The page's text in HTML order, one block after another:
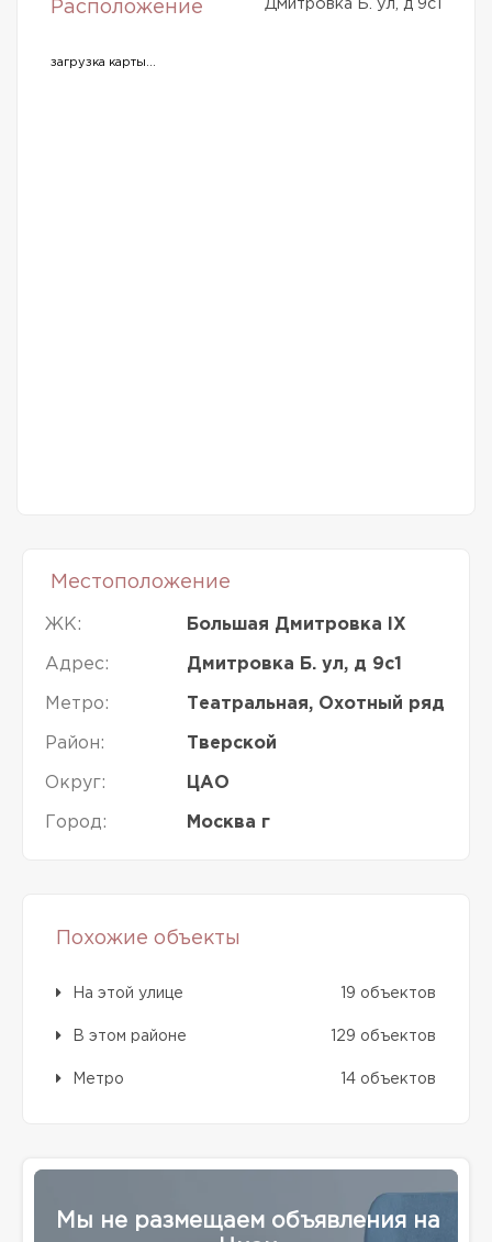
Расположение Дмитровка Б. ул, д 9с1
загрузка карты...
Местоположение
ЖК: Большая Дмитровка IX
Адрес: Дмитровка Б. ул, д 9с1
Метро: Театральная, Охотный ряд
Район: Тверской
Округ: ЦАО
Город: Москва г
Похожие объекты
На этой улице 19 объектов
В этом районе 129 объектов
Метро 14 объектов
Мы не размещаем объявления на